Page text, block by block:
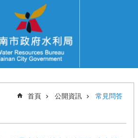
首頁 公開資訊 常見問答